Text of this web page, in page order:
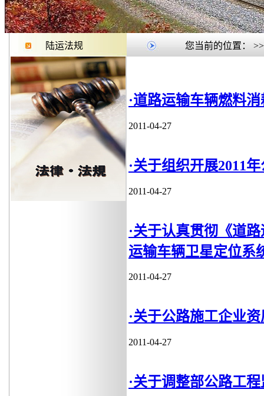
陆运法规 您当前的位置：
·道路运输车辆燃料
2011-04-27
·关于组织开展2011
2011-04-27
·关于认真贯彻《道
运输车辆卫星定位系
2011-04-27
·关于公路施工企业
2011-04-27
·关于调整部公路工